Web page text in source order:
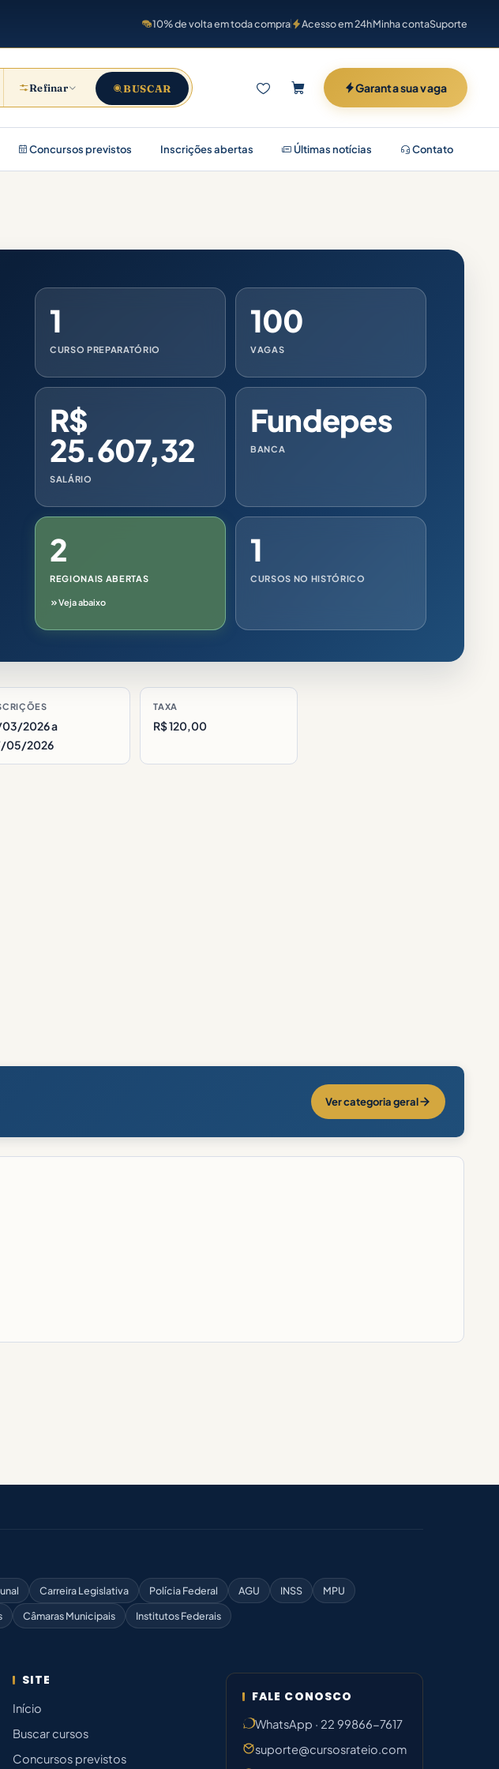
10% de volta em toda compra Acesso em 24hMinha contaSuporte
Refinar BUSCAR Garanta sua vaga
Concursos previstos Inscrições abertas Últimas notícias Contato
1
CURSO PREPARATÓRIO
100
VAGAS
R$
25.607,32
SALÁRIO
Fundepes
BANCA
2
REGIONAIS ABERTAS
Veja abaixo
1
CURSOS NO HISTÓRICO
03/2026 a
05/2026
TAXA
R$ 120,00
Ver categoria geral
Carreira Legislativa Polícia Federal AGU INSS
MPU
Câmaras Municipais Institutos Federais
SITE
Início
Buscar cursos
Concursos previstos
FALE CONOSCO
WhatsApp · 22 99866-7617
suporte@cursosrateio.com